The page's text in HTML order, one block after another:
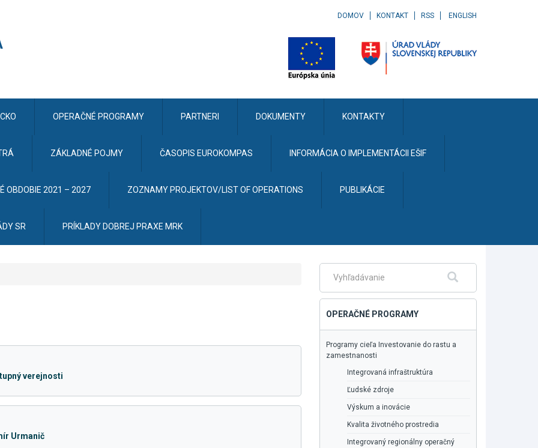
DOMOV KONTAKT RSS ENGLISH
CKO OPERAČNÉ PROGRAMY PARTNERI DOKUMENTY KONTAKTY
ZÁKLADNÉ POJMY ČASOPIS EUROKOMPAS INFORMÁCIA O IMPLEMENTÁCII EŠIF
OBDOBIE 2021 – 2027 ZOZNAMY PROJEKTOV/LIST OF OPERATIONS PUBLIKÁCIE
SR PRÍKLADY DOBREJ PRAXE MRK
verejnosti
Urmanič
Fulltextové
OPERAČNÉ PROGRAMY
Programy cieľa Investovanie do rastu a
zamestnanosti
Integrovaná infraštruktúra
Ľudské zdroje
Výskum a inovácie
Kvalita životného prostredia
Integrovaný regionálny operačný